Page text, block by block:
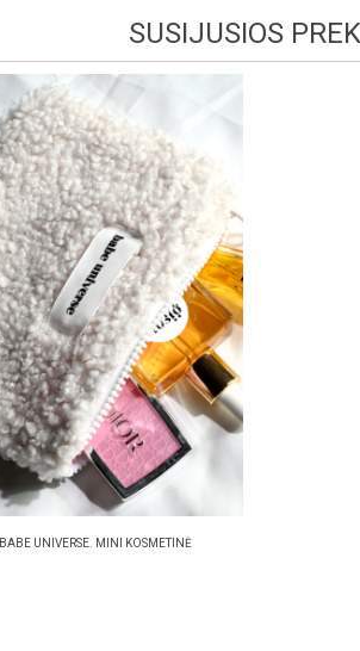
SUSIJUSIOS
BABE UNIVERSE. MINI KOSMETINĖ